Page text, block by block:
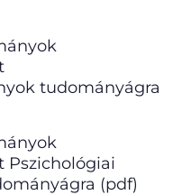
tudományágra
(pdf)